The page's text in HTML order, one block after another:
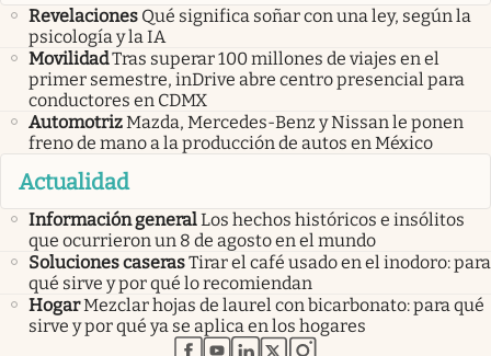
Revelaciones Qué significa soñar con una ley, según la
psicología y la IA
MovilidadTras superar 100 millones de viajes en el
primer semestre, inDrive abre centro presencial para
conductores en CDMX
AutomotrizMazda, Mercedes-Benz y Nissan le ponen
freno de mano a la producción de autos en México
Actualidad
Información generalLos hechos históricos e insólitos
que ocurrieron un 8 de agosto en el mundo
Soluciones caserasTirar el café usado en el inodoro: para
qué sirve y por qué lo recomiendan
HogarMezclar hojas de laurel con bicarbonato: para qué
sirve y por qué ya se aplica en los hogares
abre en nueva pestaña
abre en nueva pestaña
abre en nueva pestaña
abre en nueva pestaña
abre en nueva pestaña